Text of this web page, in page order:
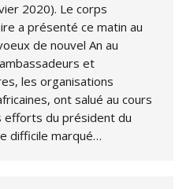
2020). Le corps
a présenté ce matin au
de nouvel An au
et
les organisations
ont salué au cours
efforts du président du
difficile marqué…